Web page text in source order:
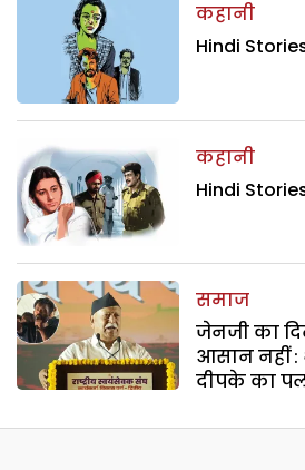
कहानी
Hindi
कहानी
Hindi
समाज
जेनजी का
आसान नहीं :
दीपके का